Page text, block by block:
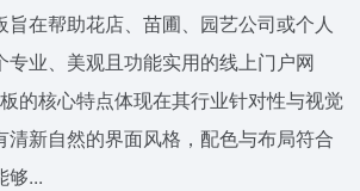
在帮助花店、苗圃、园艺公司或个人
专业、美观且功能实用的线上门户网
的核心特点体现在其行业针对性与视觉
清新自然的界面风格，配色与布局符合
够...